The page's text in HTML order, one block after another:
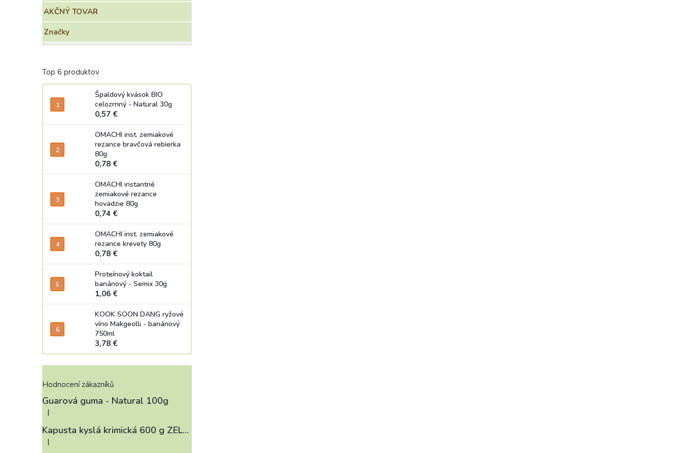
AKČNÝ TOVAR
Značky
Top 6 produktov
Špaldový kvások BIO
celozrnný - Natural 30g
0,57 €
OMACHI inst. zemiakové
rezance bravčová rebierka
80g
0,78 €
OMACHI instantné
zemiakové rezance
hovädzie 80g
0,74 €
OMACHI inst. zemiakové
rezance krevety 80g
0,78 €
Proteínový koktail
banánový - Semix 30g
1,06 €
KOOK SOON DANG ryžové
víno Makgeolli - banánový
750ml
3,78 €
Hodnocení zákazníků
Guarová guma - Natural 100g
Hodnotenie produktu je 4 z 5 hviezdičiek.
|
Kapusta kyslá krimická 600 g ZELÁRNA LOBKOWICZ
Hodnotenie produktu je 3 z 5 hviezdičiek.
|